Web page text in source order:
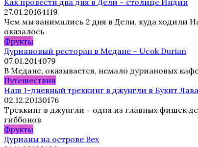
27.01.20164119
Чем мы занимались 2 дня в Дели, куда ходили
оказалось
Фрукты
Дуриановый ресторан в Медане – Ucok Durian
07.01.2014079
В Медане, оказывается, немало дуриановых
Путешествия
Наш 1-дневный треккинг в джунгли в Букит
02.12.20130176
Треккинг в джунгли – одна из главных фишек
гиббонов
Фрукты
Дурианы на острове Вех